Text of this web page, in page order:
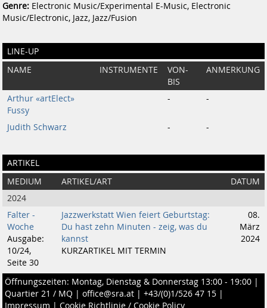
Genre: Electronic Music/Experimental E-Music, Electronic
Music/Electronic, Jazz, Jazz/Fusion
LINE-UP
NAME INSTRUMENTE
VON-
BIS
ANMERKUNG
Arthur «artElect»
Fussy
- -
Judith Schwarz - -
ARTIKEL
MEDIUM ARTIKEL/ART
DATUM
2024
Falter -
Woche
Ausgabe:
10/24,
Seite 30
Jazzwerkstatt Wien feiert Geburtstag:
Du hast zehn Minuten - zeig, was du
kannst
KURZARTIKEL MIT TERMIN
08.
März
2024
Öffnungszeiten: Montag, Dienstag & Donnerstag 13:00 - 19:00 |
Quartier 21 / MQ | office@sra.at | +43/(0)1/526 47 15 |
Impressum | Cookie Richtlinie / Cookie Policy